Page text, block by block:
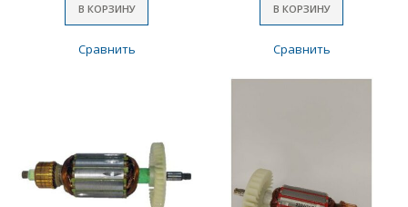
В КОРЗИНУ
Сравнить
В КОРЗИНУ
Сравнить